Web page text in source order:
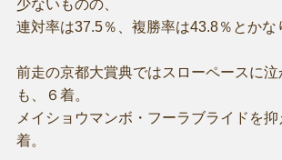
少ないものの、
連対率は37.5％、複勝率は43.8％とかな
前走の京都大賞典ではスローペースに泣
も、６着。
メイショウマンボ・フーラブライドを
着。